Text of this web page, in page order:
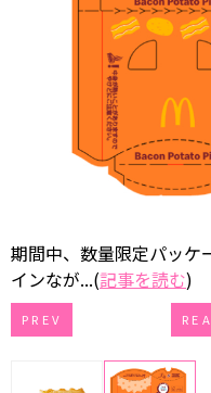
期間中、数量限定パッケ
インなが...(記事を読む)
PREV